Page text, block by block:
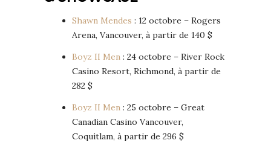
Shawn Mendes : 12 octobre – Rogers
Arena, Vancouver, à partir de 140 $
Boyz II Men : 24 octobre – River Rock
Casino Resort, Richmond, à partir de
282 $
Boyz II Men : 25 octobre – Great
Canadian Casino Vancouver,
Coquitlam, à partir de 296 $